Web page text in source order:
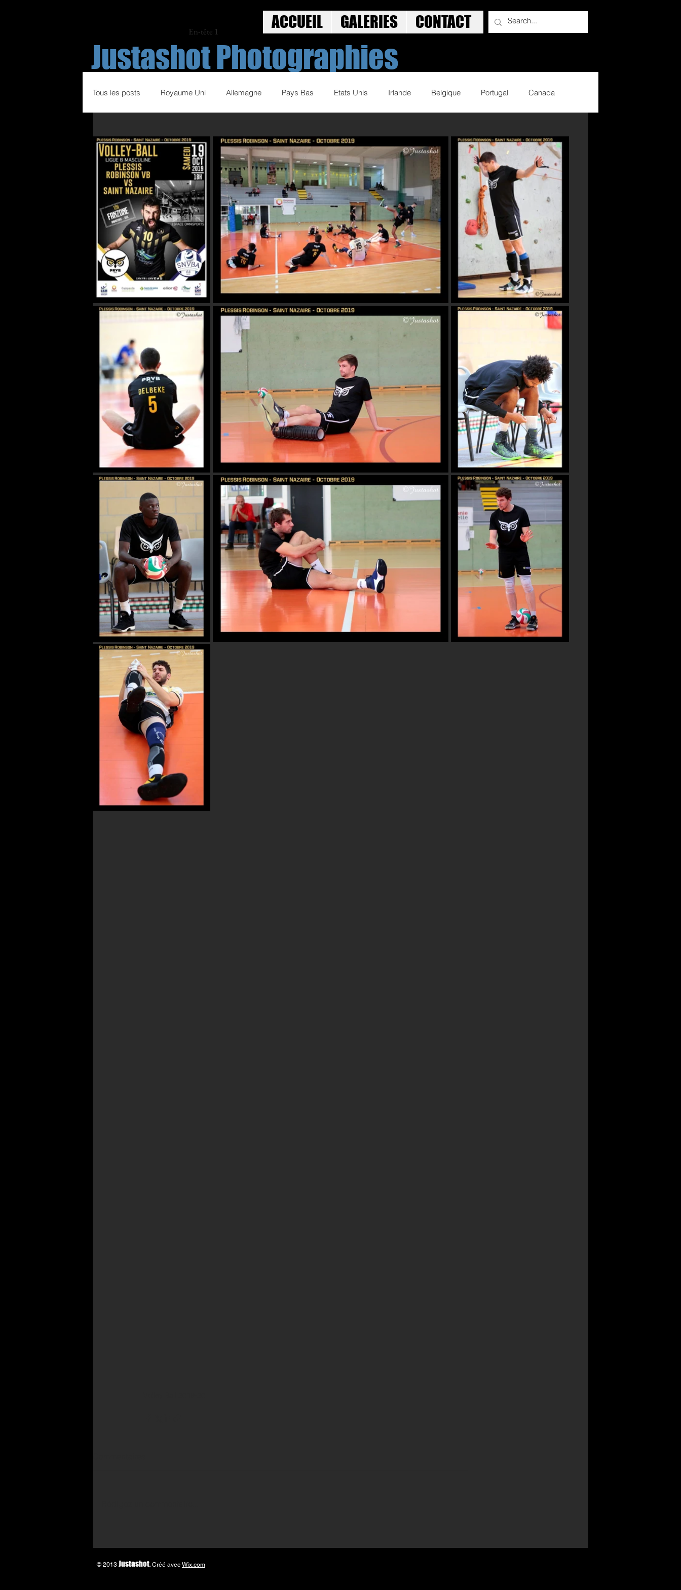
ACCUEIL GALERIES CONTACT
En-tête 1
Justashot Photographies
Tous les posts Royaume Uni Allemagne Pays Bas Etats Unis Irlande Belgique Portugal Canada
Sports hippiques Volley Ball 2019-20 Volley Ball 2020-21 Volley Ball 2021-22 Cyclisme Sports d'armes
Course à pied Football Sports d'eau Sports basque Base Ball Spectacles Evènements
© 2013 Justashot. Créé avec Wix.com